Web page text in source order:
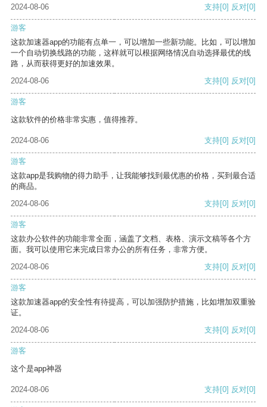
2024-08-06
支持[0] 反对[0]
游客
这款加速器app的功能有点单一，可以增加一些新功能。比如，可以增加
一个自动切换线路的功能，这样就可以根据网络情况自动选择最优的线
路，从而获得更好的加速效果。
2024-08-06
支持[0] 反对[0]
游客
这款软件的价格非常实惠，值得推荐。
2024-08-06 支持[0] 反对[0]
游客
这款app是我购物的得力助手，让我能够找到最优惠的价格，买到最合适
的商品。
2024-08-06
支持[0] 反对[0]
游客
这款办公软件的功能非常全面，涵盖了文档、表格、演示文稿等各个方
面。我可以使用它来完成日常办公的所有任务，非常方便。
2024-08-06
支持[0] 反对[0]
游客
这款加速器app的安全性有待提高，可以加强防护措施，比如增加双重验
证。
2024-08-06
支持[0] 反对[0]
游客
这个是app神器
2024-08-06 支持[0] 反对[0]